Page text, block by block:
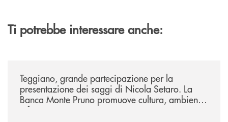
Ti potrebbe interessare anche:
Teggiano, grande partecipazione per la
presentazione dei saggi di Nicola Setaro. La
Banca Monte Pruno promuove cultura, ambiente
e futuro